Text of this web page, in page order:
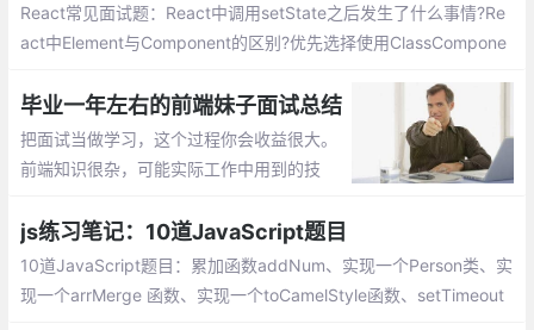
React常见面试题：React中调用setState之后发生了什么事情?Re
act中Element与Component的区别?优先选择使用ClassCompone
么?React中keys的作用是什么?
毕业一年左右的前端妹子面试总结
把面试当做学习，这个过程你会收益很大。
前端知识很杂，可能实际工作中用到的技
最近也在看React啦，Vue和React都对比着
再学习
js练习笔记：10道JavaScript题目
10道JavaScript题目：累加函数addNum、实现一个Person类、实
现一个arrMerge 函数、实现一个toCamelStyle函数、setTimeout